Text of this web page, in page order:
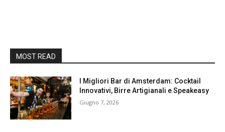
MOST READ
I Migliori Bar di Amsterdam: Cocktail
Innovativi, Birre Artigianali e Speakeasy
Giugno 7, 2026